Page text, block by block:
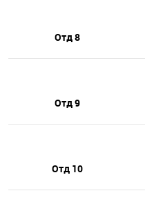
Отд 8
Отд 9
Отд 10